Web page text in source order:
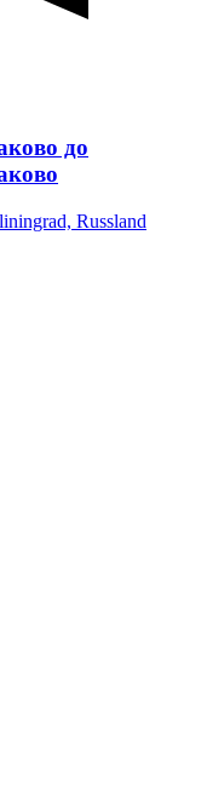
до
Russland